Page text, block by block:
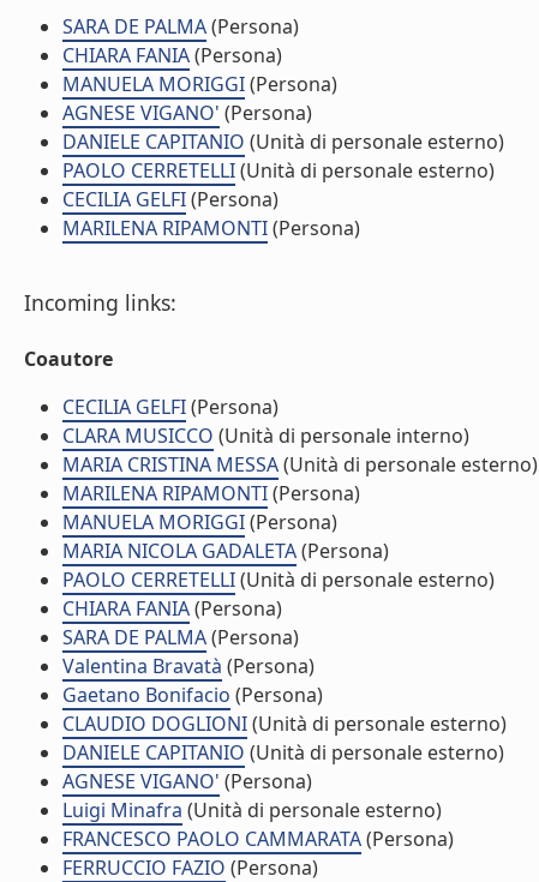
SARA DE PALMA(Persona)
CHIARA FANIA(Persona)
MANUELA MORIGGI(Persona)
AGNESE VIGANO' (Persona)
DANIELE CAPITANIO (Unità di personale esterno)
PAOLO CERRETELLI(Unità di personale esterno)
CECILIA GELFI(Persona)
MARILENA RIPAMONTI(Persona)
Incoming links:
Coautore
CECILIA GELFI(Persona)
CLARA MUSICCO (Unità di personale interno)
MARIA CRISTINA MESSA(Unità di personale esterno)
MARILENA RIPAMONTI(Persona)
MANUELA MORIGGI(Persona)
MARIA NICOLA GADALETA(Persona)
PAOLO CERRETELLI(Unità di personale esterno)
CHIARA FANIA(Persona)
SARA DE PALMA(Persona)
Valentina Bravatà (Persona)
Gaetano Bonifacio (Persona)
CLAUDIO DOGLIONI(Unità di personale esterno)
DANIELE CAPITANIO (Unità di personale esterno)
AGNESE VIGANO' (Persona)
Luigi Minafra (Unità di personale esterno)
FRANCESCO PAOLO CAMMARATA(Persona)
FERRUCCIO FAZIO (Persona)